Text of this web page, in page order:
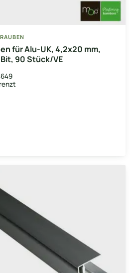
für Alu-UK, 4,2x20 mm,
90 Stück/VE